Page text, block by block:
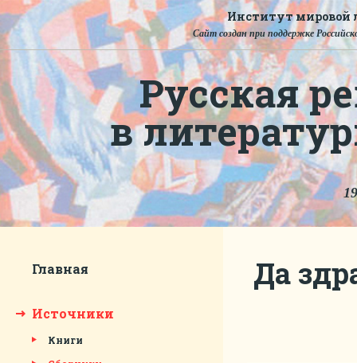
Институт мировой
Сайт создан при поддержке
Русская
в
Главная
Источники
Книги
Да